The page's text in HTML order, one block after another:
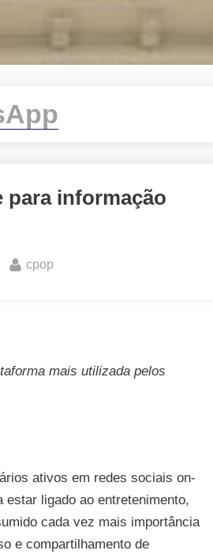
para informação
By
cpop
mais utilizada pelos
ativos em redes sociais on-
ligado ao entretenimento,
cada vez mais importância
e compartilhamento de